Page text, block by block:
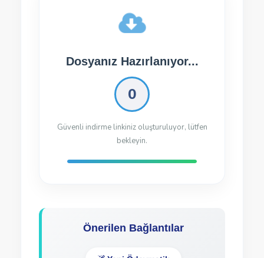
Dosyanız İndirilmeye
Hazır!
306.73 Kb 135 kez indirildi
Önerilen Bağlantılar